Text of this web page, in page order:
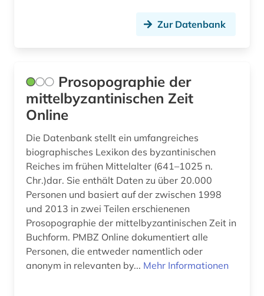
Zur Datenbank
Prosopographie der
mittelbyzantinischen Zeit
Online
Die Datenbank stellt ein umfangreiches
biographisches Lexikon des byzantinischen
Reiches im frühen Mittelalter (641–1025 n.
Chr.)dar. Sie enthält Daten zu über 20.000
Personen und basiert auf der zwischen 1998
und 2013 in zwei Teilen erschienenen
Prosopographie der mittelbyzantinischen Zeit in
Buchform. PMBZ Online dokumentiert alle
Personen, die entweder namentlich oder
anonym in relevanten by... Mehr Informationen